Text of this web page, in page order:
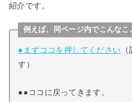
紹介です。
例えば、同ページ内でこんなこ
●まずココを押してください
す）
●●ココに戻ってきます。